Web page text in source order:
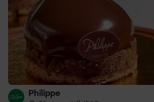
Philippe